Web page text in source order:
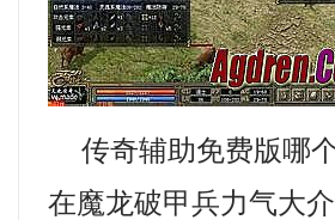
传奇辅助免费版哪
在魔龙破甲兵力气大